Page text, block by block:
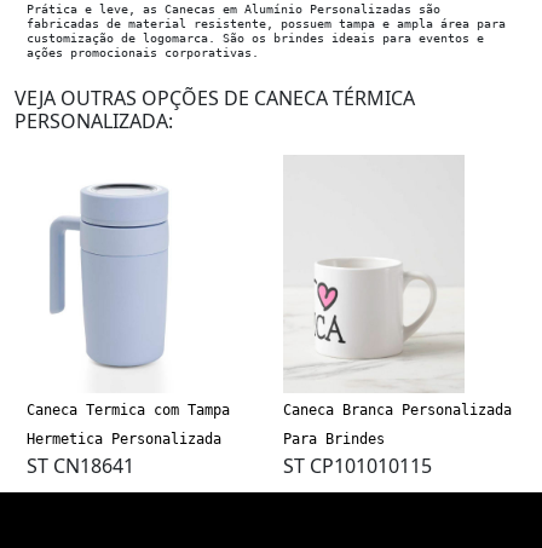
Prática e leve, as Canecas em Alumínio Personalizadas são
fabricadas de material resistente, possuem tampa e ampla área para
customização de logomarca. São os brindes ideais para eventos e
ações promocionais corporativas.
VEJA OUTRAS OPÇÕES DE CANECA TÉRMICA
PERSONALIZADA:
Caneca Termica com Tampa
Hermetica Personalizada
ST CN18641
Caneca Branca Personalizada
Para Brindes
ST CP101010115